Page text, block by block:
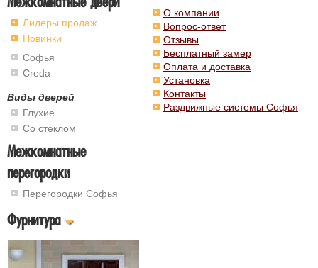
Лидеры продаж
Новинки
Софья
Creda
Виды дверей
Глухие
Со стеклом
Межкомнатные
перегородки
Перегородки Софья
Фурнитура
О компании
Вопрос-ответ
Отзывы
Бесплатный замер
Оплата и доставка
Установка
Контакты
Раздвижные системы Софья